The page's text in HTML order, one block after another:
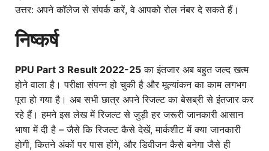
उत्तर: अपने कॉलेज से संपर्क करें, वे आपको रोल नंबर दे सकते हैं।
निष्कर्ष
PPU Part 3 Result 2022-25 का इंतजार अब बहुत जल्द खत्म
होने वाला है। परीक्षा संपन्न हो चुकी है और मूल्यांकन का काम लगभग
पूरा हो गया है। अब सभी छात्र अपने रिजल्ट का बेसब्री से इंतजार कर
रहे हैं। हमने इस लेख में रिजल्ट से जुड़ी हर जरूरी जानकारी आसान
भाषा में दी है – जैसे कि रिजल्ट कैसे देखें, मार्कशीट में क्या जानकारी
होगी, कितने अंकों पर पास होंगे, और डिवीजन कैसे बनेगाजैसे ही